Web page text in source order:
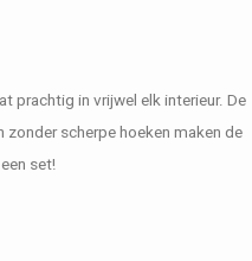
prachtig in vrijwel elk interieur. De
scherpe hoeken maken de
set!